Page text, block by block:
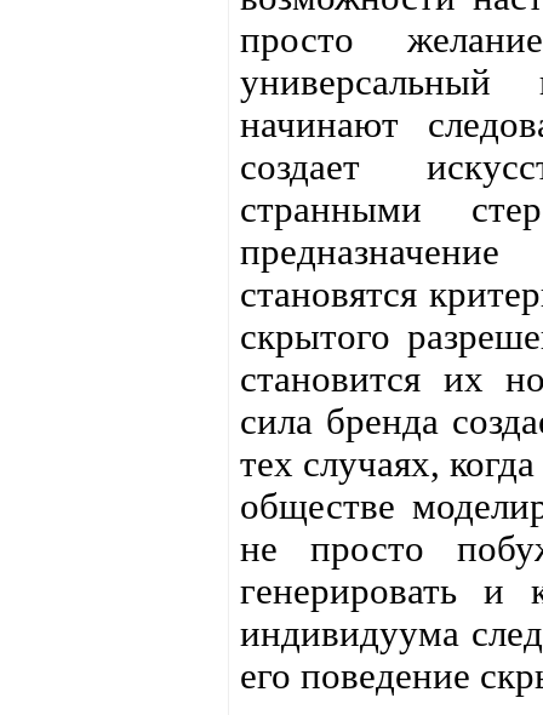
просто
универсальный
начинают
создает
странными
становятся
скрытого
становится их
сила бренда
тех случаях,
обществе
не просто
генерировать и
индивидуума
его поведение